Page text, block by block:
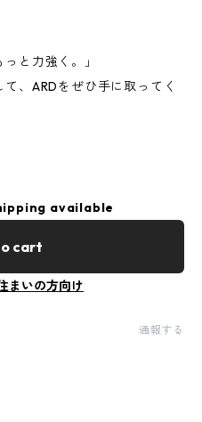
と力強く。」
、ARDをぜひ手に取ってく
available
cart
まいの方向け
通報する